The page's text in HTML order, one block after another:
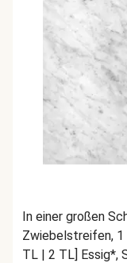
In einer großen
Zwiebelstreifen, 1
TL | 2 TL] Essig*,